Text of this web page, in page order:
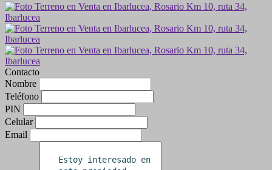
Contacto
Nombre
Teléfono
PIN
Celular
Email